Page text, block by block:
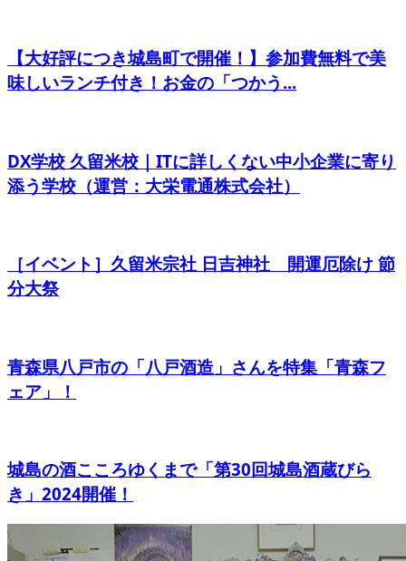
【大好評につき城島町で開催！】参加費無料で美
味しいランチ付き！お金の「つかう...
DX学校 久留米校｜ITに詳しくない中小企業に寄り
添う学校（運営：大栄電通株式会社）
［イベント］久留米宗社 日吉神社 開運厄除け 節
分大祭
青森県八戸市の「八戸酒造」さんを特集「青森フ
ェア」！
城島の酒こころゆくまで「第30回城島酒蔵びら
き」2024開催！